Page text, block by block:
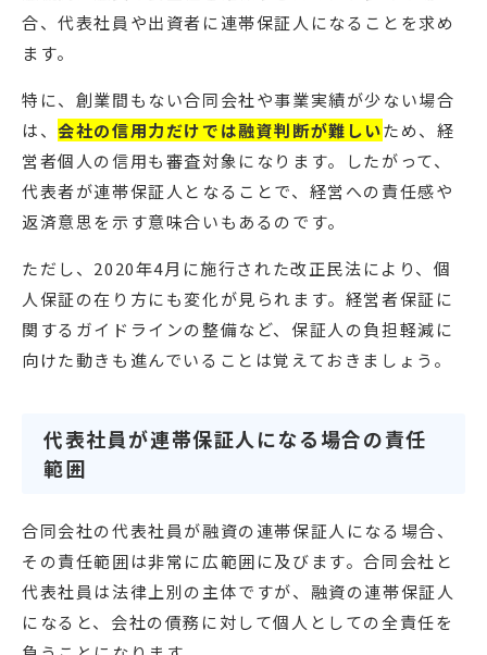
合、代表社員や出資者に連帯保証人になることを求め
ます。
特に、創業間もない合同会社や事業実績が少ない場合
は、会社の信用力だけでは融資判断が難しいため、経
営者個人の信用も審査対象になります。したがって、
代表者が連帯保証人となることで、経営への責任感や
返済意思を示す意味合いもあるのです。
ただし、2020年4月に施行された改正民法により、個
人保証の在り方にも変化が見られます。経営者保証に
関するガイドラインの整備など、保証人の負担軽減に
向けた動きも進んでいることは覚えておきましょう。
代表社員が連帯保証人になる場合の責任
範囲
合同会社の代表社員が融資の連帯保証人になる場合、
その責任範囲は非常に広範囲に及びます。合同会社と
代表社員は法律上別の主体ですが、融資の連帯保証人
になると、会社の債務に対して個人としての全責任を